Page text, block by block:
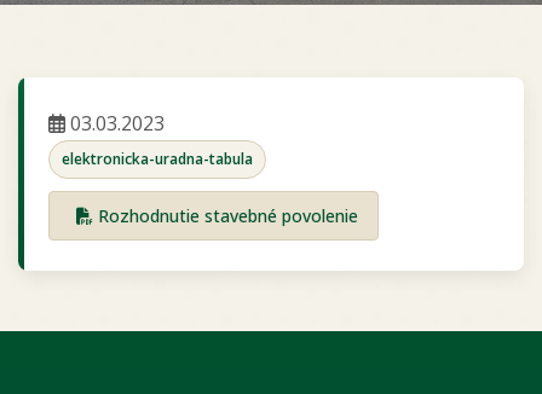
03.03.2023
elektronicka-uradna-tabula
Rozhodnutie stavebné povolenie